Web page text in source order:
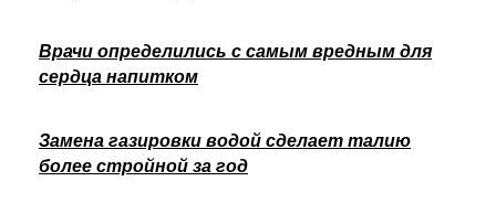
Врачи определились с самым вредным для
сердца напитком
Замена газировки водой сделает талию
более стройной за год